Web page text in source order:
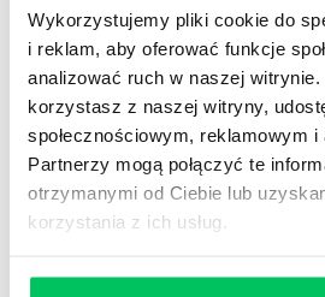
Wykorzystujemy pliki cookie do
i reklam, aby oferować funkcje
analizować ruch w naszej
korzystasz z naszej witryny,
społecznościowym, reklamowym i
Partnerzy mogą połączyć te
otrzymanymi od Ciebie lub
korzystania z ich usług.
naprawdę robią różnicę w
Zarezerwuj miejsce już teraz!
ambitnych praktyków HR, którym
efektywnej realizacji działań
Poznaj naszych ekspertów: